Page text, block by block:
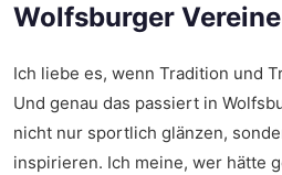
Wolfsburger Vereine
Ich liebe es, wenn Tradition und
Und genau das passiert in
nicht nur sportlich glänzen,
inspirieren. Ich meine, wer hätte